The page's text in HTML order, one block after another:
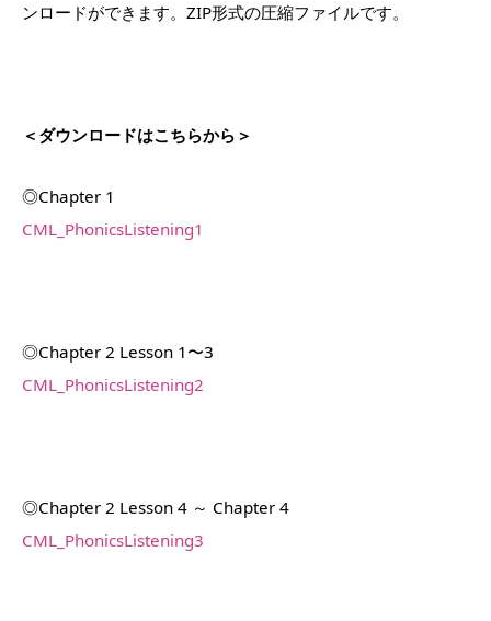
ンロードができます。ZIP形式の圧縮ファイルです。
＜ダウンロードはこちらから＞
◎Chapter 1
CML_PhonicsListening1
◎Chapter 2 Lesson 1〜3
CML_PhonicsListening2
◎Chapter 2 Lesson 4 ～ Chapter 4
CML_PhonicsListening3